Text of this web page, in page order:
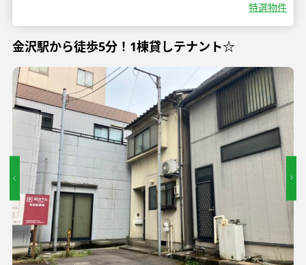
特選物件
金沢駅から徒歩5分！1棟貸しテナント☆